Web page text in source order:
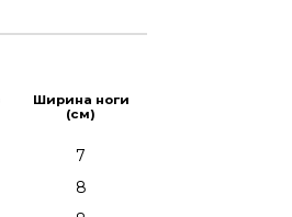
Ширина ноги
(см)
7
8